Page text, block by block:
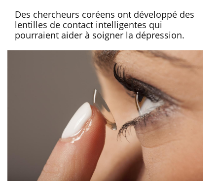
Des chercheurs coréens ont développé des
lentilles de contact intelligentes qui
pourraient aider à soigner la dépression.